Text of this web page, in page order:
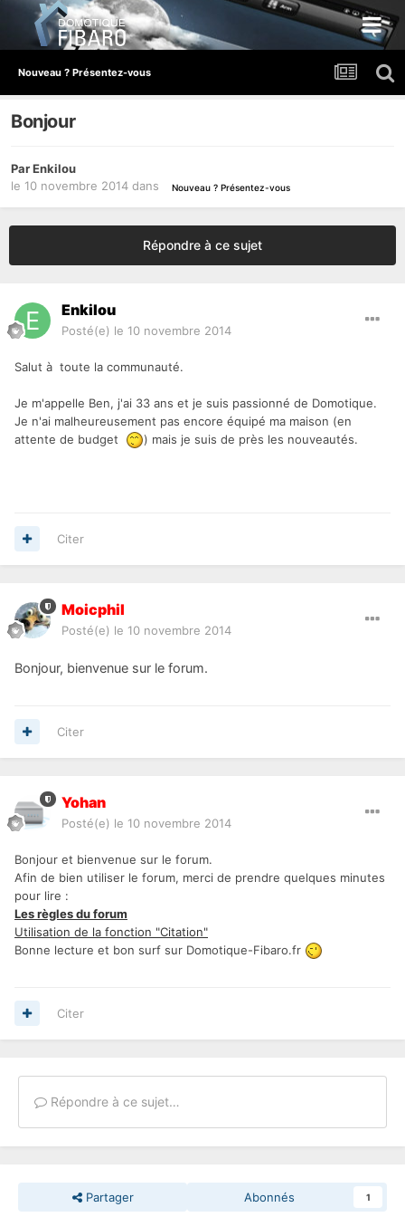
Nouveau ? Présentez-vous
Bonjour
ParEnkilou
le 10 novembre 2014 dans Nouveau ? Présentez-vous
Répondre à ce sujet
Enkilou
Posté(e) le 10 novembre 2014
Salut à toute la communauté.
Je m'appelle Ben, j'ai 33 ans et je suis passionné de Domotique.
Je n'ai malheureusement pas encore équipé ma maison (en
attente de budget
) mais je suis de près les nouveautés.
Citer
Moicphil
Posté(e) le 10 novembre 2014
Bonjour, bienvenue sur le forum.
Citer
Yohan
Posté(e) le 10 novembre 2014
Bonjour et bienvenue sur le forum.
Afin de bien utiliser le forum, merci de prendre quelques minutes
pour lire :
Les règles du forum
Utilisation de la fonction "Citation"
Bonne lecture et bon surf sur Domotique-Fibaro.fr
Citer
Répondre à ce sujet…
Partager Abonnés 1